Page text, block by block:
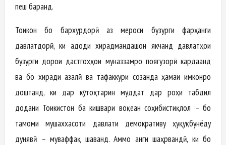
пеш баранд.
Тоҷикон бо бархурдорӣ аз мероси бузурги фарҳанги
давлатдорӣ, ки аҷдоди хирадмандашон якчанд давлатҳои
бузурги дорои дастгоҳҳои муназзамро поягузорӣ кардаанд
ва бо хиради азалӣ ва тафаккури созанда ҳамаи имконро
доштанд, ки дар кӯтоҳтарин муддат дар роҳи табдил
додани Тоҷикистон ба кишвари воқеан соҳибистиқлол – бо
тамоми мушаххасоти давлати демокративу ҳуқуқбунёду
дунявӣ – муваффақ шаванд. Аммо ҷанги шаҳрвандӣ, ки бо